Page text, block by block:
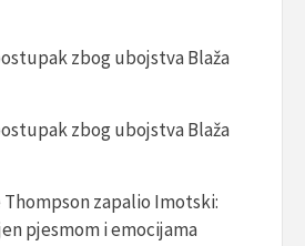
zbog ubojstva Blaža
zbog ubojstva Blaža
zapalio Imotski:
pjesmom i emocijama